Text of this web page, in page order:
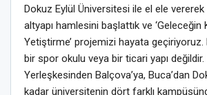
Dokuz Eylül Üniversitesi ile el ele vererek
altyapı hamlesini başlattık ve ‘Geleceğin
Yetiştirme’ projemizi hayata geçiriyoruz.
bir spor okulu veya bir ticari yapı
Yerleşkesinden Balçova’ya, Buca’dan
kadar üniversitenin dört farklı